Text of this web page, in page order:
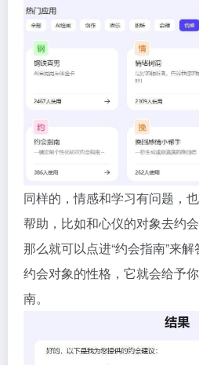
同样的，情感和学习有问题，
帮助，比如和心仪的对象去约
那么就可以点进“约会指南”来
约会对象的性格，它就会给予
南。